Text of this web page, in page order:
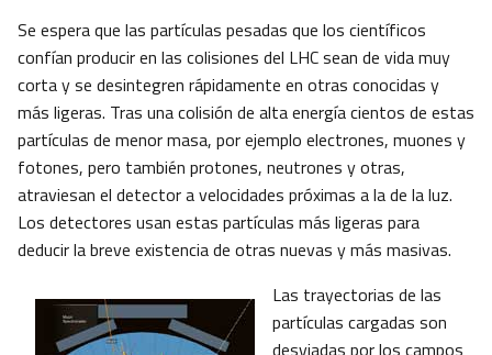
Se espera que las partículas pesadas que los científicos
confían producir en las colisiones del LHC sean de vida muy
corta y se desintegren rápidamente en otras conocidas y
más ligeras. Tras una colisión de alta energía cientos de estas
partículas de menor masa, por ejemplo electrones, muones y
fotones, pero también protones, neutrones y otras,
atraviesan el detector a velocidades próximas a la de la luz.
Los detectores usan estas partículas más ligeras para
deducir la breve existencia de otras nuevas y más masivas.
Las trayectorias de las
partículas cargadas son
desviadas por los campos